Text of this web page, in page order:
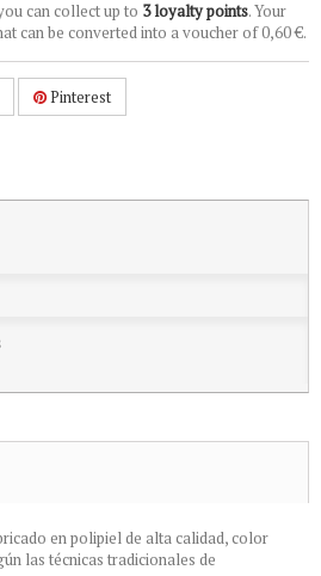
can collect up to 3loyalty points. Your
can be converted into a voucher of0,60 €.
Pinterest
en polipiel de alta calidad, color
las técnicas tradicionales de